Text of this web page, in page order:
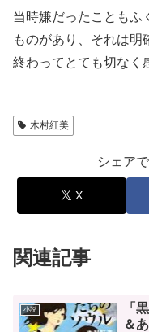
当時嫌だったこともふ
ものがあり、それは明
終わってとても切なく
木村紅美
シェア
X
関連記事
小説
「
＆